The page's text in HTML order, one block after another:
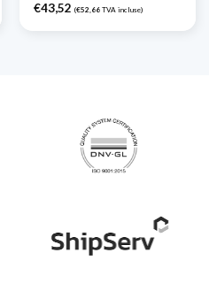
€43,52 (€52,66 TVA incluse)